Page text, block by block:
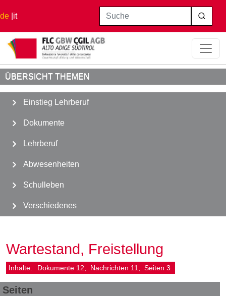
de it Suche
Startseite Abwesenheiten Wartestand, Freistellung
Wartestand, Freistellung
Inhalte: Dokumente 12 Nachrichten 11 Seiten 3
Seiten
ÜBERSICHT THEMEN
Einstieg Lehrberuf
Dokumente
Lehrberuf
Abwesenheiten
Schulleben
Verschiedenes